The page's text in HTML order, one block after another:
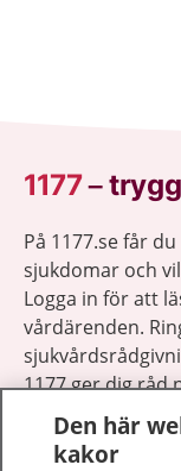
1177–
På 1177.se får
sjukdomar och
Logga in för att
vårdärenden.
1177 ger dig råd
Den här
kakor